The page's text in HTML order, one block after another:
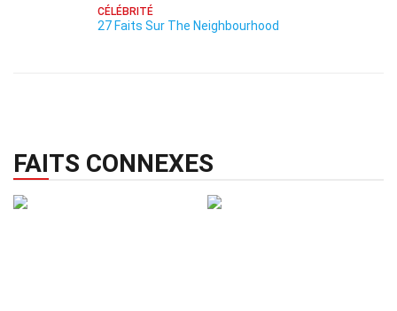
CÉLÉBRITÉ
27 Faits Sur The Neighbourhood
FAITS CONNEXES